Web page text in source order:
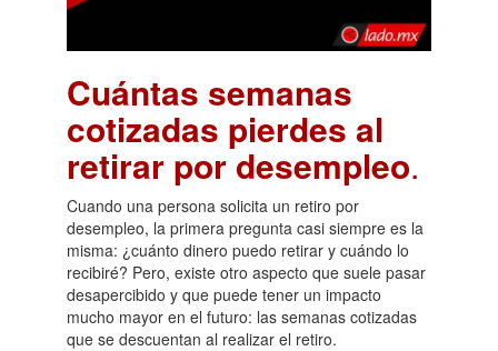
Cuántas semanas
cotizadas pierdes al
retirar por desempleo.
Cuando una persona solicita un retiro por
desempleo, la primera pregunta casi siempre es la
misma: ¿cuánto dinero puedo retirar y cuándo lo
recibiré? Pero, existe otro aspecto que suele pasar
desapercibido y que puede tener un impacto
mucho mayor en el futuro: las semanas cotizadas
que se descuentan al realizar el retiro.